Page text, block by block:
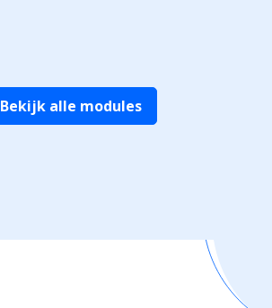
Bekijk alle modules